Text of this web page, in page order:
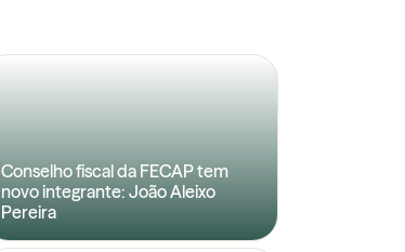
Conselho fiscal da FECAP tem
novo integrante: João Aleixo
Pereira